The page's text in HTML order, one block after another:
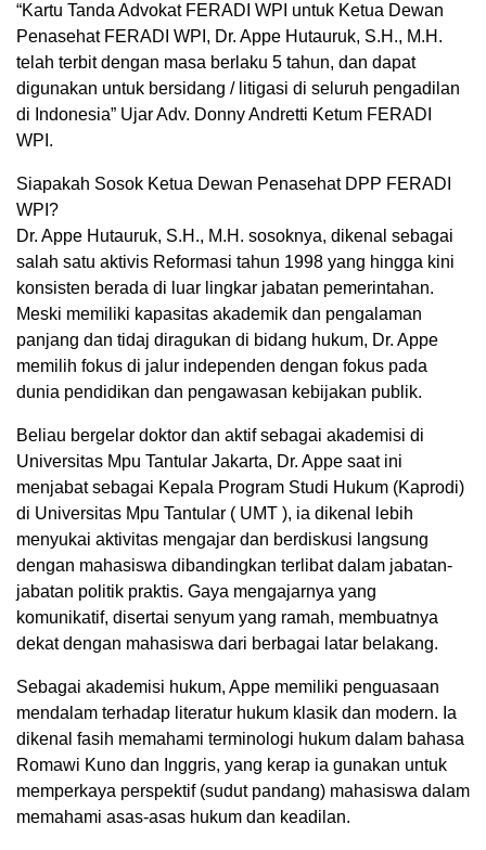
“Kartu Tanda Advokat FERADI WPI untuk Ketua Dewan
Penasehat FERADI WPI, Dr. Appe Hutauruk, S.H., M.H.
telah terbit dengan masa berlaku 5 tahun, dan dapat
digunakan untuk bersidang / litigasi di seluruh pengadilan
di Indonesia” Ujar Adv. Donny Andretti Ketum FERADI
WPI.
Siapakah Sosok Ketua Dewan Penasehat DPP FERADI
WPI?
Dr. Appe Hutauruk, S.H., M.H. sosoknya, dikenal sebagai
salah satu aktivis Reformasi tahun 1998 yang hingga kini
konsisten berada di luar lingkar jabatan pemerintahan.
Meski memiliki kapasitas akademik dan pengalaman
panjang dan tidaj diragukan di bidang hukum, Dr. Appe
memilih fokus di jalur independen dengan fokus pada
dunia pendidikan dan pengawasan kebijakan publik.
Beliau bergelar doktor dan aktif sebagai akademisi di
Universitas Mpu Tantular Jakarta, Dr. Appe saat ini
menjabat sebagai Kepala Program Studi Hukum (Kaprodi)
di Universitas Mpu Tantular ( UMT ), ia dikenal lebih
menyukai aktivitas mengajar dan berdiskusi langsung
dengan mahasiswa dibandingkan terlibat dalam jabatan-
jabatan politik praktis. Gaya mengajarnya yang
komunikatif, disertai senyum yang ramah, membuatnya
dekat dengan mahasiswa dari berbagai latar belakang.
Sebagai akademisi hukum, Appe memiliki penguasaan
mendalam terhadap literatur hukum klasik dan modern. Ia
dikenal fasih memahami terminologi hukum dalam bahasa
Romawi Kuno dan Inggris, yang kerap ia gunakan untuk
memperkaya perspektif (sudut pandang) mahasiswa dalam
memahami asas-asas hukum dan keadilan.